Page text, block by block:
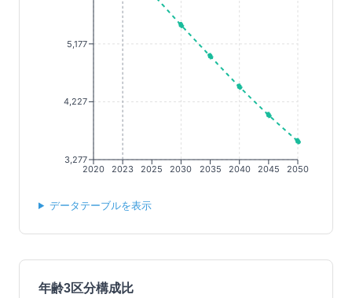
2020 2023 2025 2030 2035 2040 2045 2050
3,277
4,227
5,177
データテーブルを表示
年齢3区分構成比